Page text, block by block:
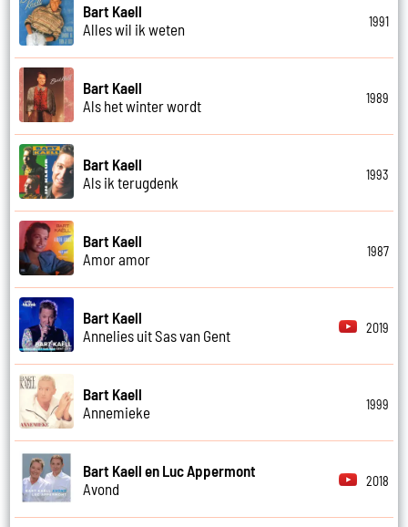
Bart Kaell
Alles wil ik weten
1991
Bart Kaell
Als het winter wordt
1989
Bart Kaell
Als ik terugdenk
1993
Bart Kaell
Amor amor
1987
Bart Kaell
Annelies uit Sas van Gent
2019
Bart Kaell
Annemieke
1999
Bart Kaell en Luc Appermont
Avond
2018